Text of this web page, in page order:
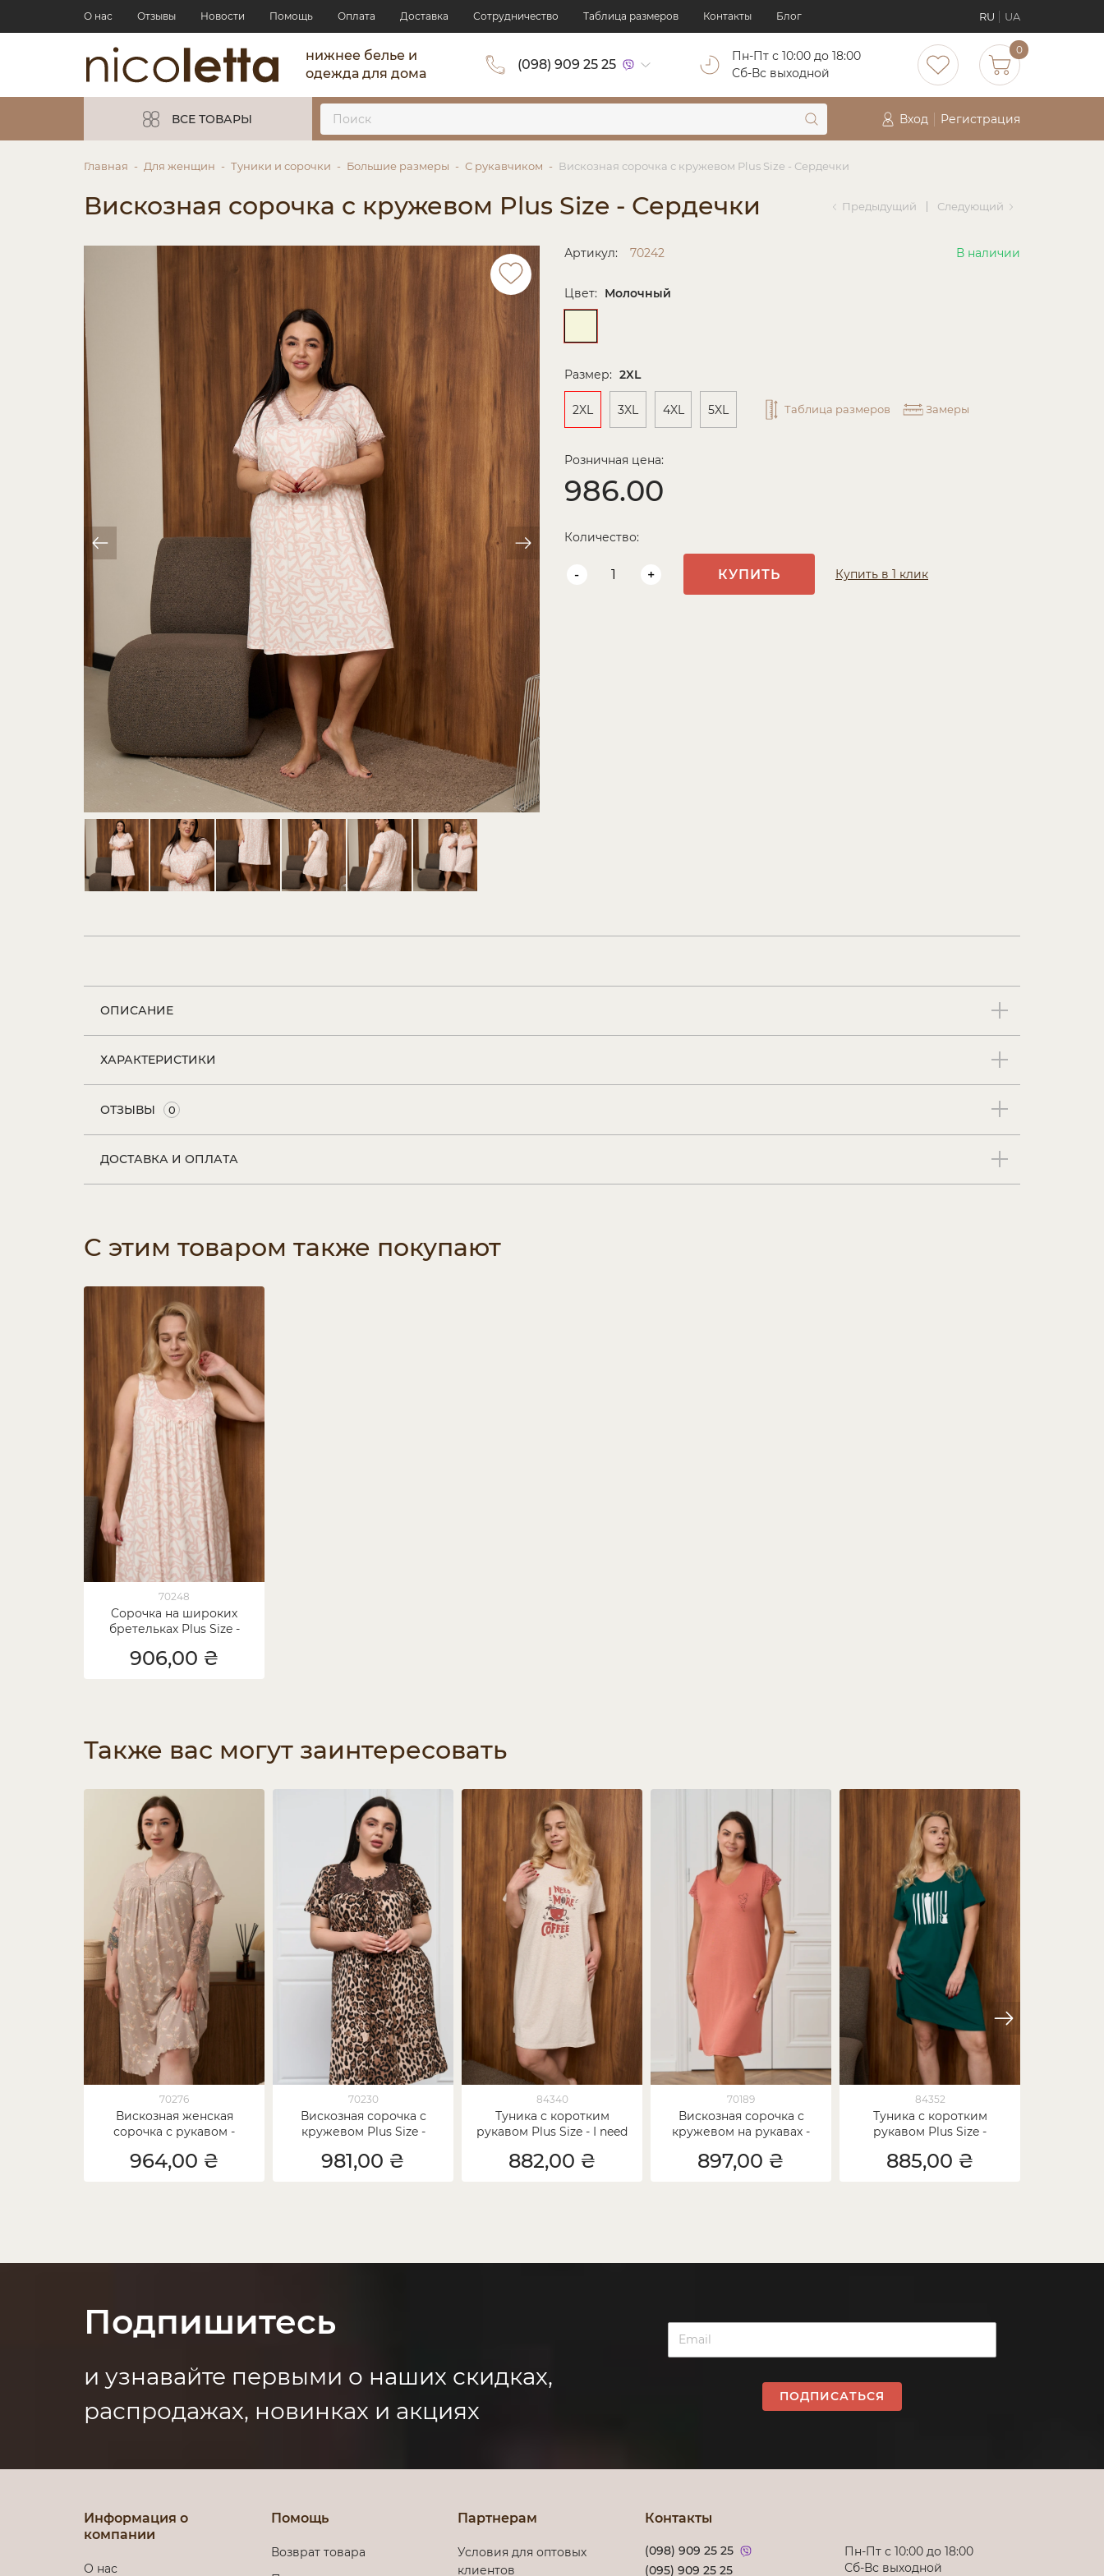
О нас Отзывы Новости Помощь Оплата Доставка Сотрудничество Таблица размеров Контакты Блог RU UA
нижнее белье и
одежда для дома
(098) 909 25 25
Пн-Пт с 10:00 до 18:00
Сб-Вс выходной
0
ВСЕ ТОВАРЫ Вход Регистрация
Главная Для женщин Туники и сорочки Большие размеры С рукавчиком Вискозная сорочка с кружевом Plus Size - Сердечки
Вискозная сорочка с кружевом Plus Size - Сердечки Предыдущий Следующий
Артикул: 70242 В наличии
Цвет: Молочный
Размер: 2XL
2XL 3XL 4XL 5XL Таблица размеров Замеры
Розничная цена:
986.00
Количество:
- + КУПИТЬ Купить в 1 клик
ОПИСАНИЕ
ХАРАКТЕРИСТИКИ
ОТЗЫВЫ 0
ДОСТАВКА И ОПЛАТА
С этим товаром также покупают
70248
Cорочка на широких
бретельках Plus Size -
906,00 ₴
Также вас могут заинтересовать
70276
Вискозная женская
сорочка с рукавом -
964,00 ₴
70230
Вискозная сорочка с
кружевом Plus Size -
981,00 ₴
84340
Туника с коротким
рукавом Plus Size - I need
882,00 ₴
70189
Вискозная сорочка с
кружевом на рукавах -
897,00 ₴
84352
Туника с коротким
рукавом Plus Size -
885,00 ₴
Подпишитесь
и узнавайте первыми о наших скидках,
распродажах, новинках и акциях
ПОДПИСАТЬСЯ
Информация о
компании
О нас
Помощь
Возврат товара
Партнерам
Условия для оптовых
клиентов
Контакты
(098) 909 25 25
(095) 909 25 25
Пн-Пт с 10:00 до 18:00
Сб-Вс выходной